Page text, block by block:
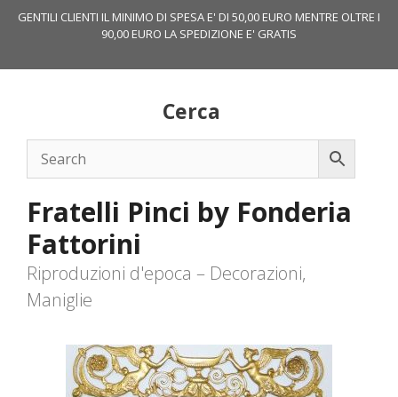
GENTILI CLIENTI IL MINIMO DI SPESA E' DI 50,00 EURO MENTRE OLTRE I
90,00 EURO LA SPEDIZIONE E' GRATIS
Cerca
Fratelli Pinci by Fonderia
Fattorini
Riproduzioni d'epoca – Decorazioni,
Maniglie